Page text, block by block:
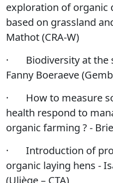
exploration of organic
based on grassland
Mathot (CRA-W)
· Biodiversity at the
Fanny Boeraeve
· How to measure
health respond to
organic farming ? -
· Introduction of
organic laying hens -